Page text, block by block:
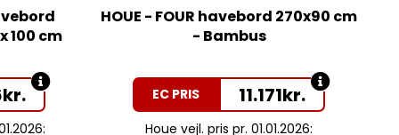
100 cm
kr.
HOUE - FOUR havebord 270x90 cm
- Bambus
EC PRIS 11.171kr.
Houe vejl. pris pr. 01.01.2026: